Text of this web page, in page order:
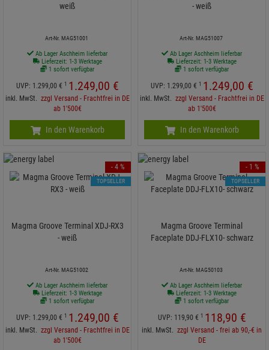
weiß
Art-Nr. MAG51001
Ab Lager Aschheim lieferbar
Lieferzeit: 1-3 Werktage
1 sofort verfügbar
UVP: 1.299,00 € 1 1.249,00 €
inkl. MwSt. zzgl Versand - Frachtfrei in DE
ab 1'500€
In den Warenkorb
- weiß
Art-Nr. MAG51007
Ab Lager Aschheim lieferbar
Lieferzeit: 1-3 Werktage
1 sofort verfügbar
UVP: 1.299,00 € 1 1.249,00 €
inkl. MwSt. zzgl Versand - Frachtfrei in DE
ab 1'500€
In den Warenkorb
Magma Groove Terminal XDJ-RX3
- weiß
Art-Nr. MAG51002
Ab Lager Aschheim lieferbar
Lieferzeit: 1-3 Werktage
1 sofort verfügbar
UVP: 1.299,00 € 1 1.249,00 €
inkl. MwSt. zzgl Versand - Frachtfrei in DE
ab 1'500€
- 4 %
TOPSELLER
Magma Groove Terminal
Faceplate DDJ-FLX10- schwarz
Art-Nr. MAG50103
Ab Lager Aschheim lieferbar
Lieferzeit: 1-3 Werktage
1 sofort verfügbar
UVP: 119,90 € 1 118,90 €
inkl. MwSt. zzgl Versand - frei ab 90,-€ in
DE
- 1 %
TOPSELLER